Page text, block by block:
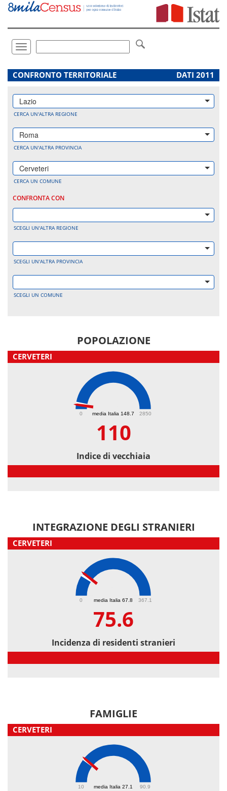
Vai
direttamente
Toggle
navigation
.
CONFRONTO TERRITORIALE DATI 2011
Lazio
CERCA UN'ALTRA REGIONE
Roma
CERCA UN'ALTRA PROVINCIA
Cerveteri
CERCA UN COMUNE
CONFRONTA CON
SCEGLI UN'ALTRA REGIONE
SCEGLI UN'ALTRA PROVINCIA
SCEGLI UN COMUNE
POPOLAZIONE
CERVETERI
media Italia 148.7
0 2850
110
Indice di vecchiaia
INTEGRAZIONE DEGLI STRANIERI
CERVETERI
media Italia 67.8
0 367.1
75.6
Incidenza di residenti stranieri
FAMIGLIE
CERVETERI
media Italia 27.1
10 90.9